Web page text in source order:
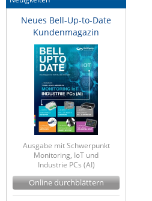
Neues Bell-Up-to-Date
Kundenmagazin
Ausgabe mit Schwerpunkt
Monitoring, IoT und
Industrie PCs (AI)
Online durchblättern